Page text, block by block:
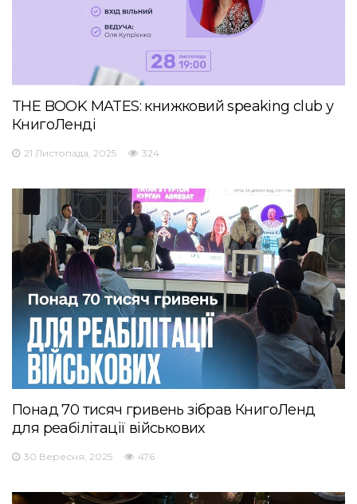
THE BOOK MATES: книжковий speaking club у
КнигоЛенді
21 Листопада, 2025 324
Понад 70 тисяч гривень зібрав КнигоЛенд
для реабілітації військових
30 Вересня, 2025 476